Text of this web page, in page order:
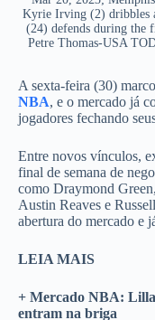
Kyrie Irving (2) dribbles
(24) defends during the
Petre Thomas-USA
A sexta-feira (30)
NBA, e o mercado já
jogadores fechando
Entre novos vínculos,
final de semana de
como Draymond
Austin Reaves e
abertura do mercado e
LEIA MAIS
+ Mercado NBA:
entram na briga